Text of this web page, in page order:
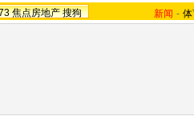
焦点房地产 搜狗 新闻 -